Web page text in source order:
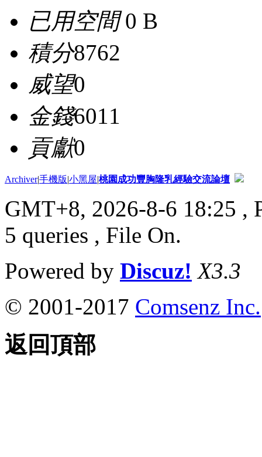
已用空間0 B
積分8762
威望0
金錢6011
貢獻0
Archiver|手機版|小黑屋|桃園成功豐胸隆乳經驗交流論壇
GMT+8, 2026-8-6 18:25 ,
5 queries , File On.
Powered by Discuz! X3.3
© 2001-2017 Comsenz Inc.
返回頂部